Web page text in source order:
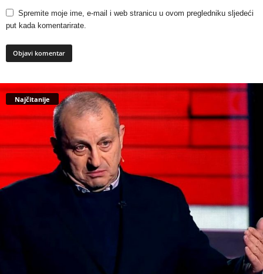
Spremite moje ime, e-mail i web stranicu u ovom pregledniku sljedeći
put kada komentarirate.
Najčitanije